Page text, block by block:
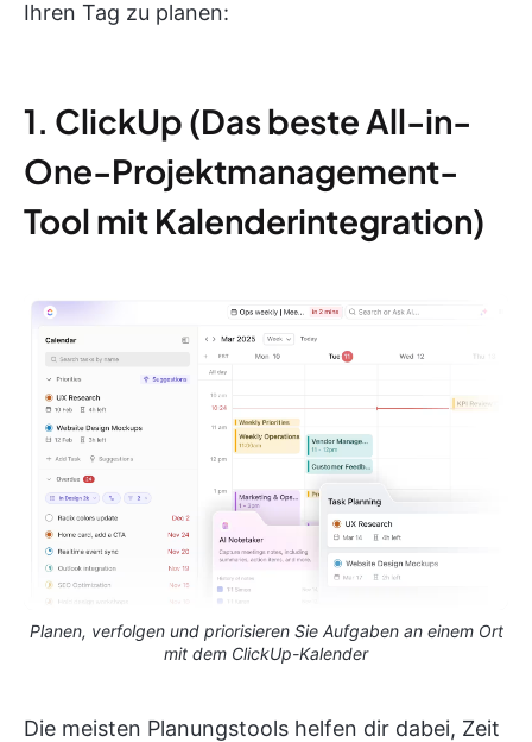
Ihren Tag zu planen:
1. ClickUp (Das beste All-in-
One-Projektmanagement-
Tool mit Kalenderintegration)
Planen, verfolgen und priorisieren Sie Aufgaben an einem Ort
mit dem ClickUp-Kalender
Die meisten Planungstools helfen dir dabei, Zeit